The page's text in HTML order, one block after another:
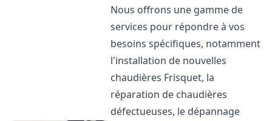
Nous offrons une gamme de
services pour répondre à vos
besoins spécifiques, notamment
l'installation de nouvelles
chaudières Frisquet, la
réparation de chaudières
défectueuses, le dépannage